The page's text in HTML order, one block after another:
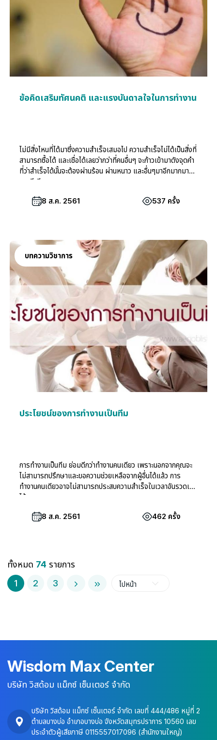
ข้อคิดเสริมทัศนคติ และแรงบันดาลใจในการทำงาน
ไม่มีสิ่งไหนที่ได้มาซึ่งความสำเร็จเสมอไป ความสำเร็จไม่ได้เป็นสิ่งที่
สามารถซื้อได้ และเชื่อได้เลยว่ากว่าที่คนอื่นๆ จะก้าวเข้ามาดังจุดคำ
ที่ว่าสำเร็จได้นั้นจะต้องผ่านร้อน ผ่านหนาว และอื่นๆมาอีกมากมาย
เลยทีเดียว
8 ส.ค. 2561 537 ครั้ง
บทความวิชาการ
ประโยชน์ของการทำงานเป็นทีม
การทำงานเป็นทีม ย่อมดีกว่าทำงานคนเดียว เพราะนอกจากคุณจะ
ไม่สามารถปรึกษาและขอความช่วยเหลือจากผู้อื่นได้แล้ว การ
ทำงานคนเดียวอาจไม่สามารถประสบความสำเร็จในเวลาอันรวดเร็ว
ได้
8 ส.ค. 2561 462 ครั้ง
ทั้งหมด 74 รายการ
1
2 3 ไปหน้า
Wisdom Max Center
บริษัท วิสด้อม แม็กซ์ เซ็นเตอร์ จำกัด
บริษัท วิสด้อม แม็กซ์ เซ็นเตอร์ จำกัด เลขที่ 444/486 หมู่ที่ 2
ตำบลบางบ่อ อำเภอบางบ่อ จังหวัดสมุทรปราการ 10560 เลข
ประจำตัวผู้เสียภาษี 0115557017096 (สำนักงานใหญ่)